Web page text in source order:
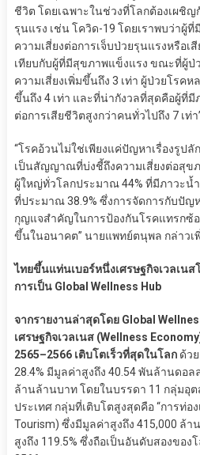
ชีวิต โดยเฉพาะในช่วงที่โลกต้องเผชิ
รุนแรง เช่น โควิด-19 โดยเราพบว่าผู้
ความเสี่ยงต่อการเจ็บป่วยรุนแรงหรือเ
เทียบกับผู้ที่มีสุขภาพแข็งแรง ขณะที่ผู้ป่
ความเสี่ยงเพิ่มขึ้นถึง 3 เท่า ผู้ป่วยโรคห
ขึ้นถึง 4 เท่า และที่น่ากังวลที่สุดคือผู้ที่มี
ต่อการเสียชีวิตสูงกว่าคนทั่วไปถึง 7 เท่า
“โรคอ้วนไม่ใช่เพียงแค่ปัญหาเรื่องรูป
เป็นสัญญาณที่บ่งชี้ถึงความเสี่ยงต่อสุข
ผู้ใหญ่ทั่วโลกประมาณ 44% ที่มีภาวะน้
ที่ประมาณ 38.9% ซึ่งการจัดการกับปัญ
กุญแจสำคัญในการป้องกันโรคแทรกซ้
ขึ้นในอนาคต” นายแพทย์ตนุพล กล่าวเ
ไทยขึ้นแท่นเบอร์หนึ่งเศรษฐกิจเวลเน
การเป็น Global Wellness Hub
จากรายงานล่าสุดโดย Global
เศรษฐกิจเวลเนส (Wellness
2565–2566 เติบโตเร็วที่สุดในโลก ด้ว
28.4% มีมูลค่าสูงถึง 40.54 พันล้านดอ
ล้านล้านบาท โดยในบรรดา 11 กลุ่มอุ
ประเทศ กลุ่มที่เติบโตสูงสุดคือ “การท่อ
Tourism) ซึ่งมีมูลค่าสูงถึง 415,000 ล้
สูงถึง 119.5% ซึ่งถือเป็นอันดับสองของ